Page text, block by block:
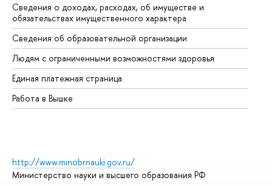
Сведения о доходах, расходах, об имуществе и
обязательствах имущественного характера
Сведения об образовательной организации
Людям с ограниченными возможностями здоровья
Единая платежная страница
Работа в Вышке
http://www.minobrnauki.gov.ru/
Министерство науки и высшего образования РФ